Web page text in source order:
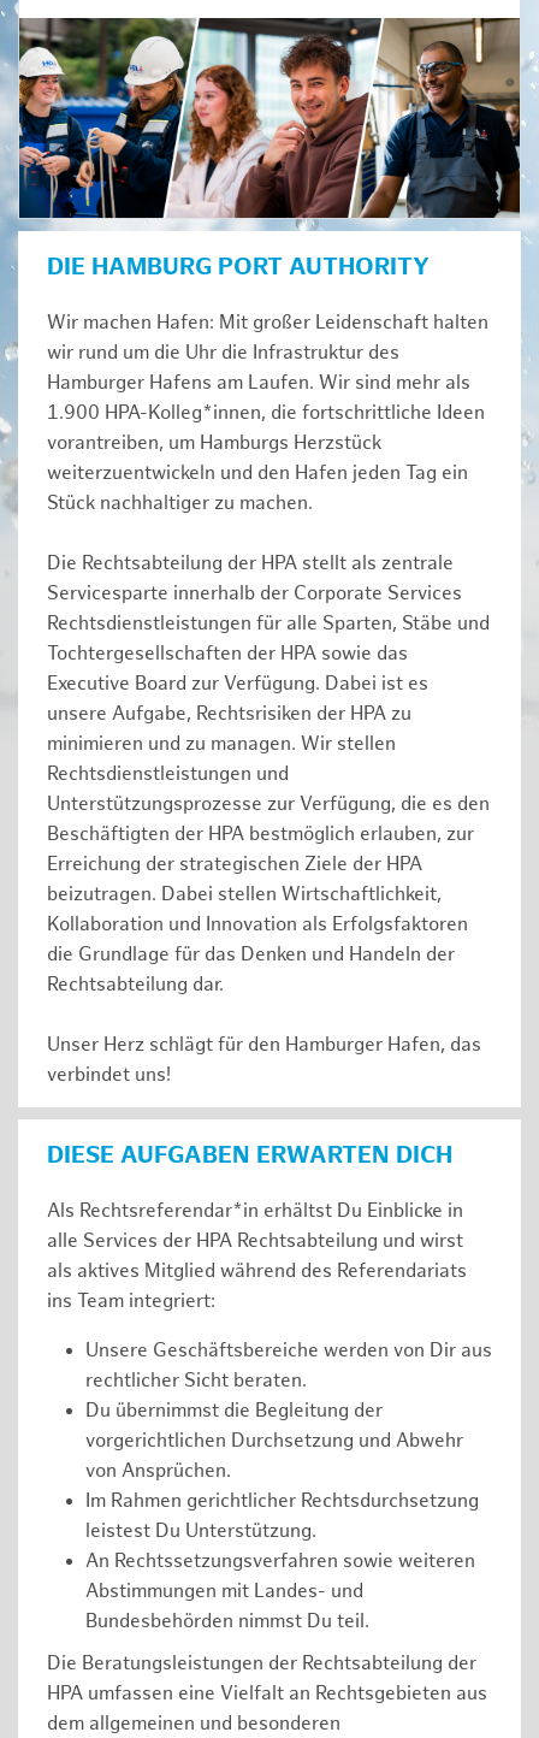
DIE HAMBURG PORT AUTHORITY
Wir machen Hafen: Mit großer Leidenschaft halten
wir rund um die Uhr die Infrastruktur des
Hamburger Hafens am Laufen. Wir sind mehr als
1.900 HPA-Kolleg*innen, die fortschrittliche Ideen
vorantreiben, um Hamburgs Herzstück
weiterzuentwickeln und den Hafen jeden Tag ein
Stück nachhaltiger zu machen.
Die Rechtsabteilung der HPA stellt als zentrale
Servicesparte innerhalb der Corporate Services
Rechtsdienstleistungen für alle Sparten, Stäbe und
Tochtergesellschaften der HPA sowie das
Executive Board zur Verfügung. Dabei ist es
unsere Aufgabe, Rechtsrisiken der HPA zu
minimieren und zu managen. Wir stellen
Rechtsdienstleistungen und
Unterstützungsprozesse zur Verfügung, die es den
Beschäftigten der HPA bestmöglich erlauben, zur
Erreichung der strategischen Ziele der HPA
beizutragen. Dabei stellen Wirtschaftlichkeit,
Kollaboration und Innovation als Erfolgsfaktoren
die Grundlage für das Denken und Handeln der
Rechtsabteilung dar.
Unser Herz schlägt für den Hamburger Hafen, das
verbindet uns!
DIESE AUFGABEN ERWARTEN DICH
Als Rechtsreferendar*in erhältst Du Einblicke in
alle Services der HPA Rechtsabteilung und wirst
als aktives Mitglied während des Referendariats
ins Team integriert:
Unsere Geschäftsbereiche werden von Dir aus
rechtlicher Sicht beraten.
Du übernimmst die Begleitung der
vorgerichtlichen Durchsetzung und Abwehr
von Ansprüchen.
Im Rahmen gerichtlicher Rechtsdurchsetzung
leistest Du Unterstützung.
An Rechtssetzungsverfahren sowie weiteren
Abstimmungen mit Landes- und
Bundesbehörden nimmst Du teil.
Die Beratungsleistungen der Rechtsabteilung der
HPA umfassen eine Vielfalt an Rechtsgebieten aus
dem allgemeinen und besonderen